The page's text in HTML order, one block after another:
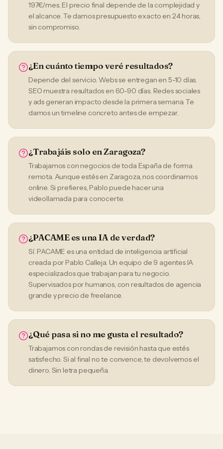
197€/mes. El precio final depende de la complejidad y
el alcance. Te damos presupuesto exacto en 24 horas,
sin compromiso.
¿En cuánto tiempo veré resultados?
Depende del servicio. Webs se entregan en 5-10 días.
SEO muestra resultados en 60-90 días. Redes sociales
y ads generan impacto desde la primera semana. Te
damos un timeline concreto antes de empezar.
¿Trabajáis solo en Zaragoza?
Trabajamos con negocios de toda España de forma
remota. Aunque estés en Zaragoza, nos coordinamos
online. Si prefieres, Pablo puede hacer una
videollamada para conocerte.
¿PACAME es una IA de verdad?
Sí. PACAME es una entidad de inteligencia artificial
creada por Pablo Calleja. Un equipo de 9 agentes IA
especializados que trabajan para tu negocio.
Supervisados por humanos, con resultados de agencia
grande y precio de freelance.
¿Qué pasa si no me gusta el resultado?
Trabajamos con rondas de revisión hasta que estés
satisfecho. Si al final no te convence, te devolvemos el
dinero. Sin letra pequeña.